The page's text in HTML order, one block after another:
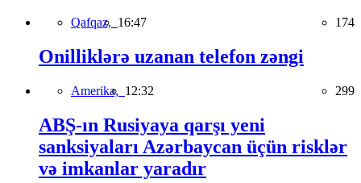
Qafqaz, 16:47 174
Onilliklərə uzanan telefon zəngi
Amerika, 12:32 299
ABŞ-ın Rusiyaya qarşı yeni
sanksiyaları Azərbaycan üçün risklər
və imkanlar yaradır